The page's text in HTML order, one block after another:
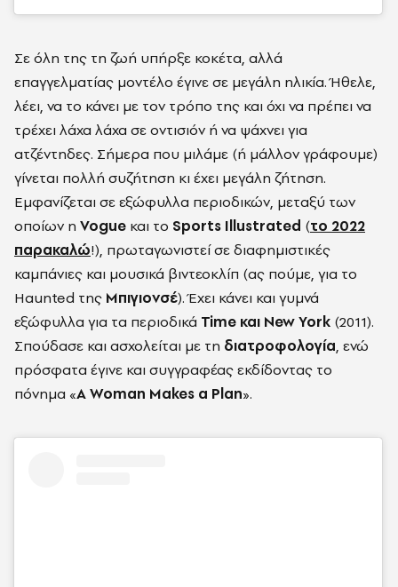
Σε όλη της τη ζωή υπήρξε κοκέτα, αλλά
επαγγελματίας μοντέλο έγινε σε μεγάλη ηλικία. Ήθελε,
λέει, να το κάνει με τον τρόπο της και όχι να πρέπει να
τρέχει λάχα λάχα σε οντισιόν ή να ψάχνει για
ατζέντηδες. Σήμερα που μιλάμε (ή μάλλον γράφουμε)
γίνεται πολλή συζήτηση κι έχει μεγάλη ζήτηση.
Εμφανίζεται σε εξώφυλλα περιοδικών, μεταξύ των
οποίων η Vogue και το Sports Illustrated (το 2022
παρακαλώ!), πρωταγωνιστεί σε διαφημιστικές
καμπάνιες και μουσικά βιντεοκλίπ (ας πούμε, για το
Haunted της Μπιγιονσέ). Έχει κάνει και γυμνά
εξώφυλλα για τα περιοδικά Time και New York (2011).
Σπούδασε και ασχολείται με τη διατροφολογία, ενώ
πρόσφατα έγινε και συγγραφέας εκδίδοντας το
πόνημα «A Woman Makes a Plan».